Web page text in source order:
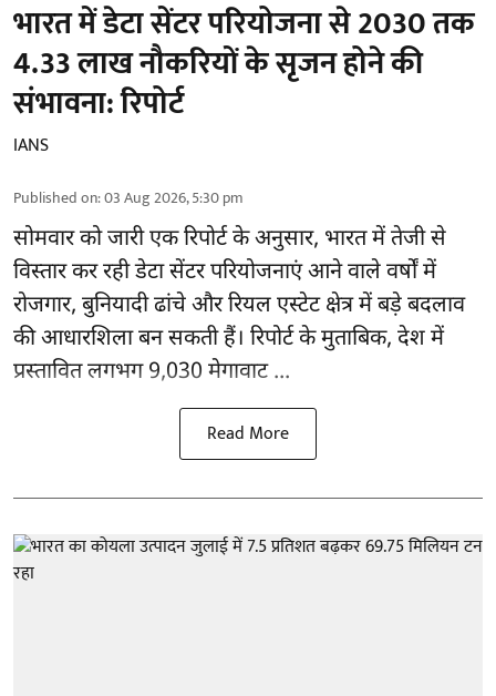
भारत में डेटा सेंटर परियोजना से 2030 तक
4.33 लाख नौकरियों के सृजन होने की
संभावना: रिपोर्ट
IANS
Published on:03 Aug 2026, 5:30 pm
सोमवार को जारी एक रिपोर्ट के अनुसार, भारत में तेजी से
विस्तार कर रही डेटा सेंटर परियोजनाएं आने वाले वर्षों में
रोजगार, बुनियादी ढांचे और रियल एस्टेट क्षेत्र में बड़े बदलाव
की आधारशिला बन सकती हैं। रिपोर्टके मुताबिक, देश में
प्रस्तावित लगभग 9,030 मेगावाट ...
Read More